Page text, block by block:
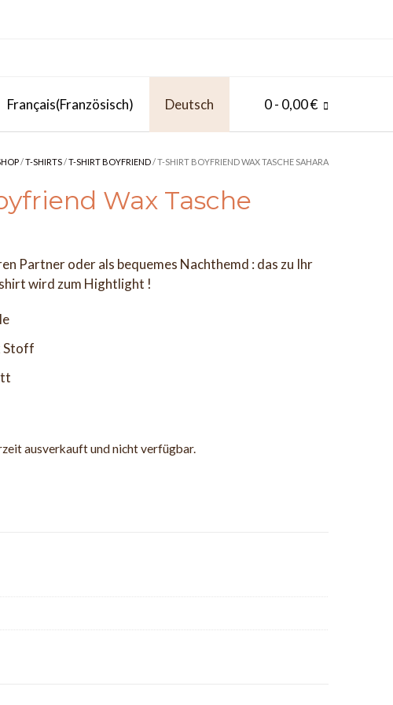
Français(Französisch) Deutsch 0- 0,00 €
/T-SHIRTS/T-SHIRT BOYFRIEND/ T-SHIRT BOYFRIEND WAX TASCHE SAHARA
Wax Tasche
Partner oder als bequemes Nachthemd : das zu Ihr
wird zum Hightlight !
Stoff
ausverkauft und nicht verfügbar.